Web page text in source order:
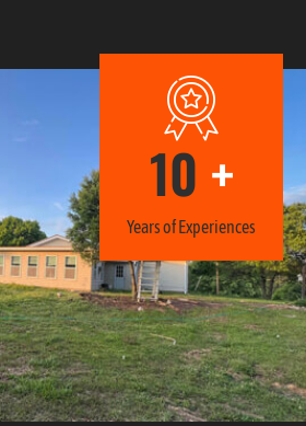
10 +
Years of Experiences